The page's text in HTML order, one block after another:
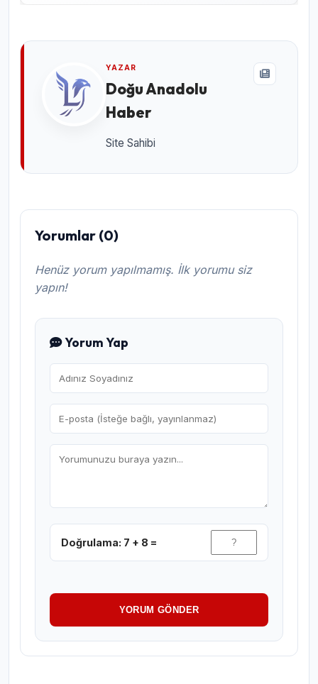
YAZAR
Doğu Anadolu
Haber
Site Sahibi
Yorumlar (0)
Henüz yorum yapılmamış. İlk yorumu siz
yapın!
Yorum Yap
Doğrulama: 7 + 8 =
YORUM GÖNDER